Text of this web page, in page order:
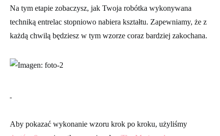
Na tym etapie zobaczysz, jak Twoja robótka wykonywana
techniką entrelac stopniowo nabiera kształtu. Zapewniamy, że z
każdą chwilą będziesz w tym wzorze coraz bardziej zakochana.
Aby pokazać wykonanie wzoru krok po kroku, użyliśmy